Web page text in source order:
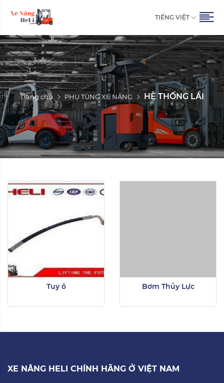
TIẾNG VIỆT
Trang chủ PHỤ TÙNG XE NÂNG HỆ THỐNG LÁI
Tuy ô Bơm Thủy Lực
XE NÂNG HELI CHÍNH HÃNG Ở VIỆT NAM